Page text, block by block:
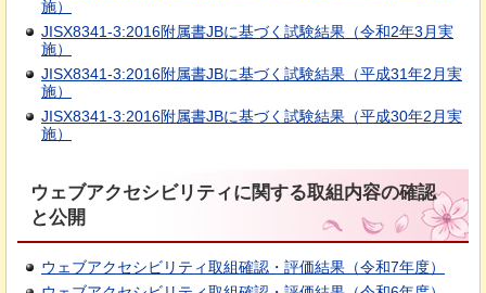
施）
JISX8341-3:2016附属書JBに基づく試験結果（令和2年3月実
施）
JISX8341-3:2016附属書JBに基づく試験結果（平成31年2月実
施）
JISX8341-3:2016附属書JBに基づく試験結果（平成30年2月実
施）
ウェブアクセシビリティに関する取組内容の確認
と公開
ウェブアクセシビリティ取組確認・評価結果（令和7年度）